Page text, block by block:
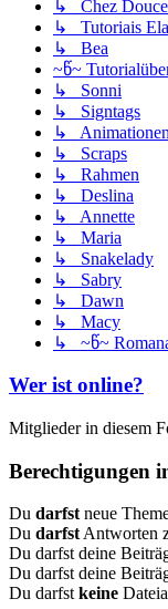
↳ Chez
↳ Tutoriais
↳ Bea
~წ~
↳ Sonni
↳ Signtags
↳ Animationen
↳ Scraps
↳ Rahmen
↳ Deslina
↳ Annette
↳ Maria
↳ Snakelady
↳ Sabry
↳ Dawn
↳ Macy
↳ ~წ~
Wer ist online?
Mitglieder in diesem
Berechtigungen
Du darfstneue
Du darfstAntworten
Du darfst deine
Du darfst deine
Du darfstkeine